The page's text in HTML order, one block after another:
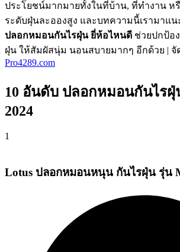
ประโยชน์มากมายทั้งในที่บ้าน, ที่ทำงาน ห
ระดับฝุ่นละอองสูง และบทความนี้เรามาแน
ปลอกหมอนกันไรฝุ่น ยี่ห้อไหนดี ช่วยปกป้อ
ฝุ่น ให้สัมผัสนุ่ม นอนสบายมากๆ อีกด้วย |
Pro4289.com
10 อันดับ ปลอกหมอนกันไร
2024
1
Lotus ปลอกหมอนหนุน กันไรฝุ่น รุ่น